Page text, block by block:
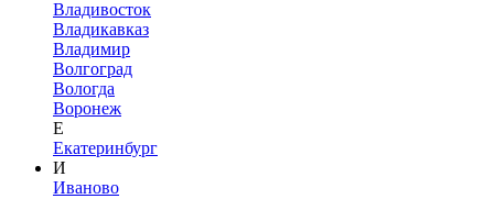
Владивосток
Владикавказ
Владимир
Волгоград
Вологда
Воронеж
Е
Екатеринбург
И
Иваново